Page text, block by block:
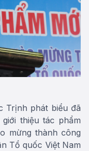
Trịnh phát biểu đã
thiệu tác phẩm
mừng thành công
Tổ quốc Việt Nam